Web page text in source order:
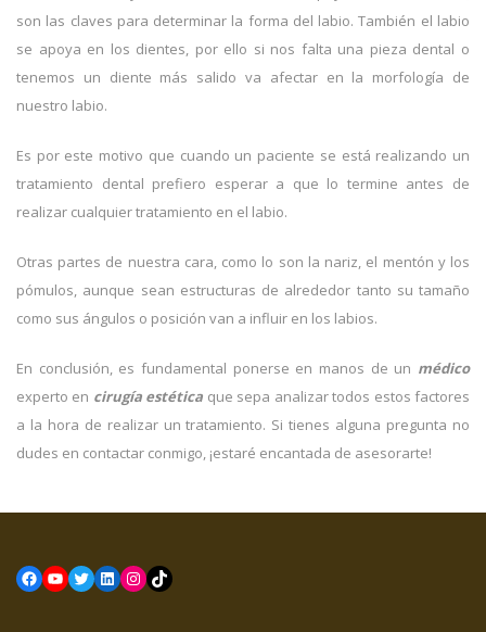
son las claves para determinar la forma del labio. También el labio
se apoya en los dientes, por ello si nos falta una pieza dental o
tenemos un diente más salido va afectar en la morfología de
nuestro labio.
Es por este motivo que cuando un paciente se está realizando un
tratamiento dental prefiero esperar a que lo termine antes de
realizar cualquier tratamiento en el labio.
Otras partes de nuestra cara, como lo son la nariz, el mentón y los
pómulos, aunque sean estructuras de alrededor tanto su tamaño
como sus ángulos o posición van a influir en los labios.
En conclusión, es fundamental ponerse en manos de un médico
experto en cirugía estética que sepa analizar todos estos factores
a la hora de realizar un tratamiento. Si tienes alguna pregunta no
dudes en contactar conmigo, ¡estaré encantada de asesorarte!
Facebook
YouTube
Twitter
LinkedIn
Instagram
TikTok